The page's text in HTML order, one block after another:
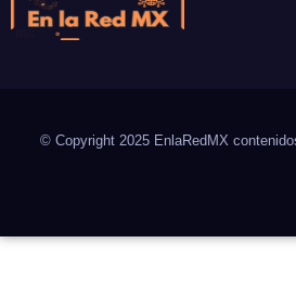
© Copyright 2025 EnlaRedMX